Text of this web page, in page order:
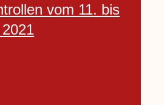
vom 11. bis